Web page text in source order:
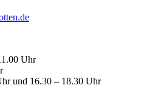
Uhr
und 16.30 – 18.30 Uhr